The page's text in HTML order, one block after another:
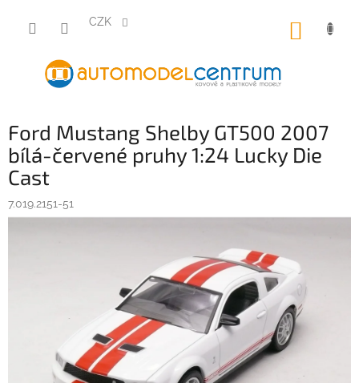
obsah
CZK
Ford Mustang Shelby GT500 2007
bílá-červené pruhy 1:24 Lucky Die
Cast
7.019.2151-51